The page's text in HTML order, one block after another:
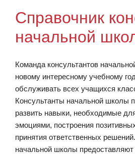
Справочник
начальной
Команда консультантов
новому интересному учебному
обслуживать всех учащихся
Консультанты начальной школы
развить навыки, необходимые
эмоциями, построения
принятия ответственных
начальной школы